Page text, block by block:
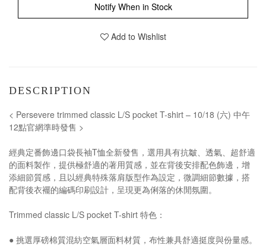
Notify When in Stock
Add to Wishlist
DESCRIPTION
< Persevere trimmed classic L/S pocket T-shirt – 10/18 (六) 中午
12點官網準時發售 >
經典定番飾邊口袋長袖T恤全新發售，選用具有抗皺、透氣、超舒適
的面料製作，提供極舒適的著用質感，並在背後安排配色飾邊，增
添細節質感，且以經典特殊落肩版型作為設定，微調細節數據，搭
配背後衣襬的編碼印刷設計，呈現更為俐落的休閒氛圍。
Trimmed classic L/S pocket T-shirt 特色：
● 挑選厚磅棉質混紡空氣層面料材質，布性兼具舒適挺度與份量感。